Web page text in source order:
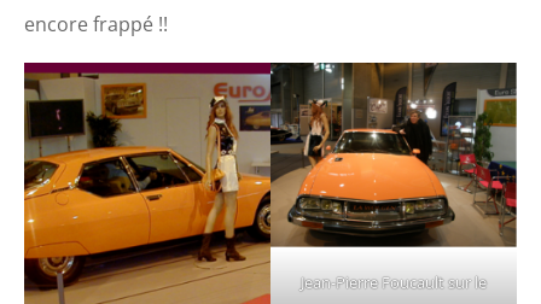
encore frappé !!
Jean-Pierre Foucault sur le